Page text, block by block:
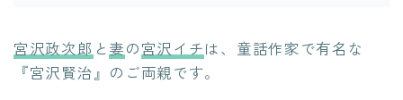
宮沢政次郎 と 妻の宮沢イチは、童話作家で有名な
『宮沢賢治』のご両親です。